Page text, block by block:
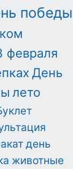
победы
февраля
День
лето
день
животные